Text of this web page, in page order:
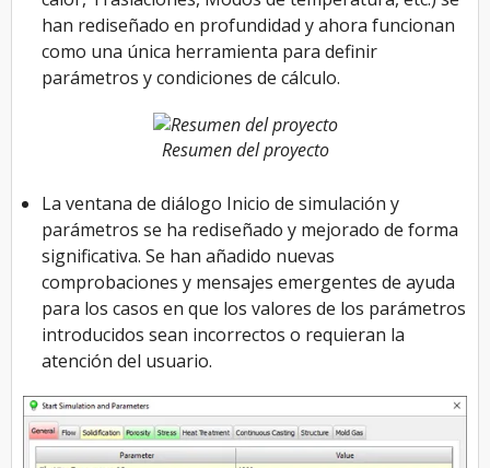
han rediseñado en profundidad y ahora funcionan
como una única herramienta para definir
parámetros y condiciones de cálculo.
Resumen del proyecto
La ventana de diálogo Inicio de simulación y
parámetros se ha rediseñado y mejorado de forma
significativa. Se han añadido nuevas
comprobaciones y mensajes emergentes de ayuda
para los casos en que los valores de los parámetros
introducidos sean incorrectos o requieran la
atención del usuario.